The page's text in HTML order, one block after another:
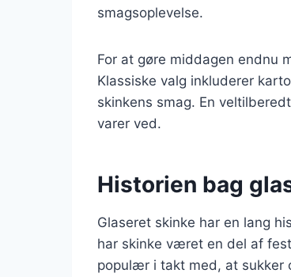
smagsoplevelse.
For at gøre middagen endnu
Klassiske valg inkluderer
skinkens smag. En
varer ved.
Historien bag
Glaseret skinke har en lang
har skinke været en del af
populær i takt med, at sukker